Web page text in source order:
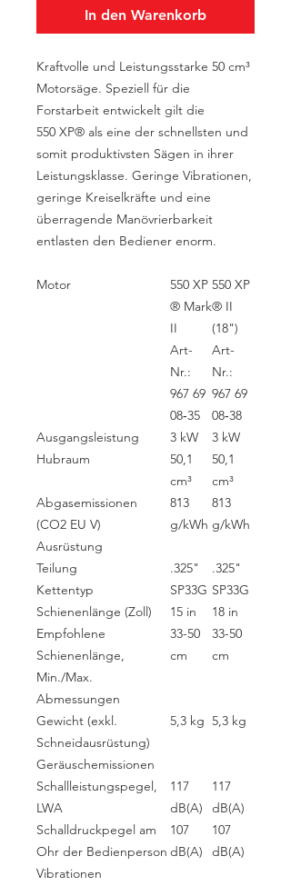
In den Warenkorb
Kraftvolle und Leistungsstarke 50 cm³
Motorsäge. Speziell für die
Forstarbeit entwickelt gilt die
550 XP® als eine der schnellsten und
somit produktivsten Sägen in ihrer
Leistungsklasse. Geringe Vibrationen,
geringe Kreiselkräfte und eine
überragende Manövrierbarkeit
entlasten den Bediener enorm.
Motor
550 XP
® Mark
II
Art-
Nr.:
967 69
08‑35
550 XP
® II
(18")
Art-
Nr.:
967 69
08‑38
Ausgangsleistung
3 kW
3 kW
Hubraum
50,1
cm³
50,1
cm³
Abgasemissionen
(CO2 EU V)
813
g/kWh
813
g/kWh
Ausrüstung
Teilung
.325"
.325"
Kettentyp
SP33G SP33G
Schienenlänge (Zoll)
15 in
18 in
Empfohlene
Schienenlänge,
Min./Max.
33-50
cm
33-50
cm
Abmessungen
Gewicht (exkl.
Schneidausrüstung)
5,3 kg 5,3 kg
Geräuschemissionen
Schallleistungspegel,
LWA
117
dB(A)
117
dB(A)
Schalldruckpegel am
Ohr der Bedienperson
107
dB(A)
107
dB(A)
Vibrationen